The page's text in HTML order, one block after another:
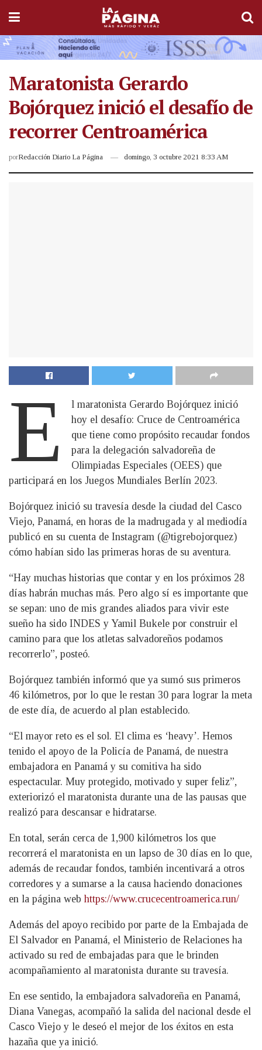
Maratonista Gerardo
Bojórquez inició el desafío de
recorrer Centroamérica
porRedacción Diario La Página domingo, 3 octubre 2021 8:33 AM
E
l maratonista Gerardo Bojórquez inició
hoy el desafío: Cruce de Centroamérica
que tiene como propósito recaudar fondos
para la delegación salvadoreña de
Olimpiadas Especiales (OEES) que
participará en los Juegos Mundiales Berlín 2023.
Bojórquez inició su travesía desde la ciudad del Casco
Viejo, Panamá, en horas de la madrugada y al mediodía
publicó en su cuenta de Instagram (@tigrebojorquez)
cómo habían sido las primeras horas de su aventura.
“Hay muchas historias que contar y en los próximos 28
días habrán muchas más. Pero algo sí es importante que
se sepan: uno de mis grandes aliados para vivir este
sueño ha sido INDES y Yamil Bukele por construir el
camino para que los atletas salvadoreños podamos
recorrerlo”, posteó.
Bojórquez también informó que ya sumó sus primeros
46 kilómetros, por lo que le restan 30 para lograr la meta
de este día, de acuerdo al plan establecido.
“El mayor reto es el sol. El clima es ‘heavy’. Hemos
tenido el apoyo de la Policía de Panamá, de nuestra
embajadora en Panamá y su comitiva ha sido
espectacular. Muy protegido, motivado y super feliz”,
exteriorizó el maratonista durante una de las pausas que
realizó para descansar e hidratarse.
En total, serán cerca de 1,900 kilómetros los que
recorrerá el maratonista en un lapso de 30 días en lo que,
además de recaudar fondos, también incentivará a otros
corredores y a sumarse a la causa haciendo donaciones
en la página web https://www.crucecentroamerica.run/
Además del apoyo recibido por parte de la Embajada de
El Salvador en Panamá, el Ministerio de Relaciones ha
activado su red de embajadas para que le brinden
acompañamiento al maratonista durante su travesía.
En ese sentido, la embajadora salvadoreña en Panamá,
Diana Vanegas, acompañó la salida del nacional desde el
Casco Viejo y le deseó el mejor de los éxitos en esta
hazaña que ya inició.